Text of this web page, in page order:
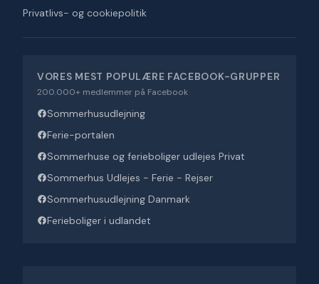
Privatlivs- og cookiepolitik
VORES MEST POPULÆRE FACEBOOK-GRUPPER
200.000+ medlemmer på Facebook
Sommerhusudlejning
Ferie-portalen
Sommerhuse og ferieboliger udlejes Privat
Sommerhus Udlejes - Ferie - Rejser
Sommerhusudlejning Danmark
Ferieboliger i udlandet